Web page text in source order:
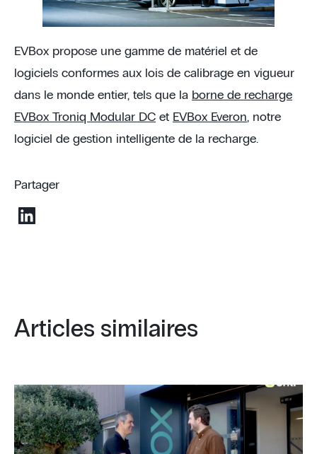
Partager
EVBox propose une gamme de matériel et de
logiciels conformes aux lois de calibrage en vigueur
dans le monde entier, tels que la borne de recharge
EVBox Troniq Modular DC et EVBox Everon, notre
logiciel de gestion intelligente de la recharge.
Articles similaires